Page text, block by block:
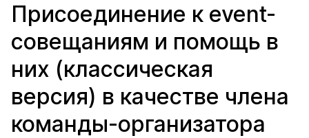
Присоединение к event-
совещаниям и помощь в
них (классическая
версия) в качестве члена
команды-организатора